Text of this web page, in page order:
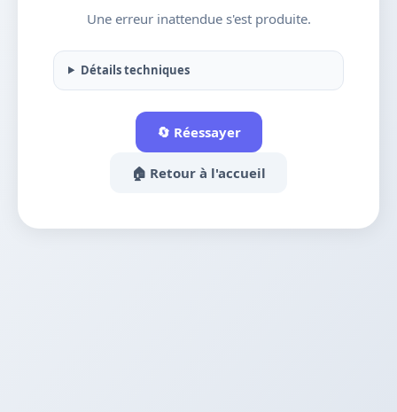
Une erreur inattendue s'est produite.
Détails techniques
🔄 Réessayer
🏠 Retour à l'accueil